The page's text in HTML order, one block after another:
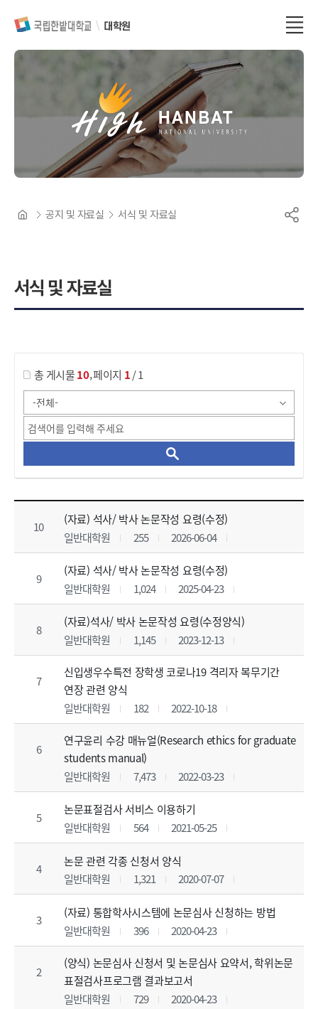
대학원
서식 및 자료실
공지 및 자료실 서식 및 자료실
총 게시물10,페이지 1/ 1
서식 및 자료실 목록 으로 번호, 제목, 작성자, 조회수, 등록 일, 첨부파일로 나열 되고 있습니다.
10
(자료) 석사/ 박사 논문작성 요령(수정)
일반대학원
255 2026-06-04
9
(자료) 석사/ 박사 논문작성 요령(수정)
일반대학원
1,024 2025-04-23
8
(자료)석사/ 박사 논문작성 요령(수정양식)
일반대학원
1,145 2023-12-13
7
신입생우수특전 장학생 코로나19 격리자 복무기간
연장 관련 양식
일반대학원
182 2022-10-18
6
연구윤리 수강 매뉴얼(Research ethics for graduate
students manual)
일반대학원
7,473 2022-03-23
5
논문표절검사 서비스 이용하기
일반대학원
564 2021-05-25
4
논문 관련 각종 신청서 양식
일반대학원
1,321 2020-07-07
3
(자료) 통합학사시스템에 논문심사 신청하는 방법
일반대학원
396 2020-04-23
2
(양식) 논문심사 신청서 및 논문심사 요약서, 학위논문
표절검사프로그램 결과보고서
일반대학원
729 2020-04-23